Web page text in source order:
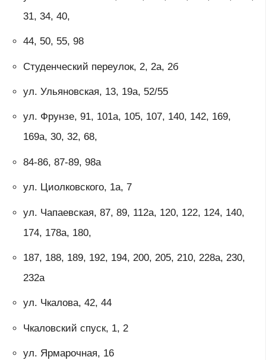
31, 34, 40,
44, 50, 55, 98
Студенческий переулок, 2, 2а, 2б
ул. Ульяновская, 13, 19а, 52/55
ул. Фрунзе, 91, 101а, 105, 107, 140, 142, 169,
169а, 30, 32, 68,
84-86, 87-89, 98a
ул. Циолковского, 1а, 7
ул. Чапаевская, 87, 89, 112а, 120, 122, 124, 140,
174, 178а, 180,
187, 188, 189, 192, 194, 200, 205, 210, 228a, 230,
232a
ул. Чкалова, 42, 44
Чкаловский спуск, 1, 2
ул. Ярмарочная, 16